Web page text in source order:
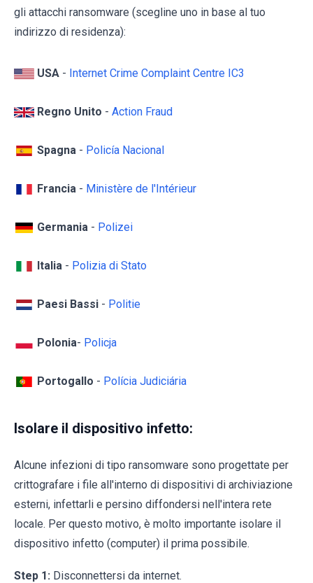
gli attacchi ransomware (scegline uno in base al tuo
indirizzo di residenza):
USA - Internet Crime Complaint Centre IC3
Regno Unito - Action Fraud
Spagna - Policía Nacional
Francia - Ministère de l'Intérieur
Germania - Polizei
Italia - Polizia di Stato
Paesi Bassi - Politie
Polonia- Policja
Portogallo - Polícia Judiciária
Isolare il dispositivo infetto:
Alcune infezioni di tipo ransomware sono progettate per
crittografare i file all'interno di dispositivi di archiviazione
esterni, infettarli e persino diffondersi nell'intera rete
locale. Per questo motivo, è molto importante isolare il
dispositivo infetto (computer) il prima possibile.
Step 1: Disconnettersi da internet.